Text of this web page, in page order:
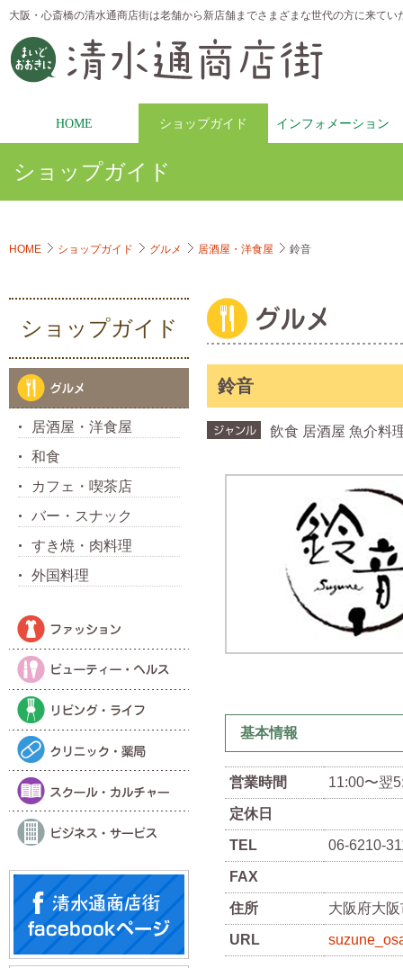
大阪・心斎橋の清水通商店街は老舗から新店舗までさまざまな世代の方に来てい
HOME ショップガイド インフォメーション
ショップガイド
HOME ショップガイド グルメ 居酒屋・洋食屋 鈴音
鈴音
飲食 居酒屋 魚介料
基本情報
営業時間 11:00〜翌
定休日
TEL 06-6210-
FAX
住所 大阪府大
URL
ショップガイド
居酒屋・洋食屋
和食
カフェ・喫茶店
バー・スナック
すき焼・肉料理
外国料理